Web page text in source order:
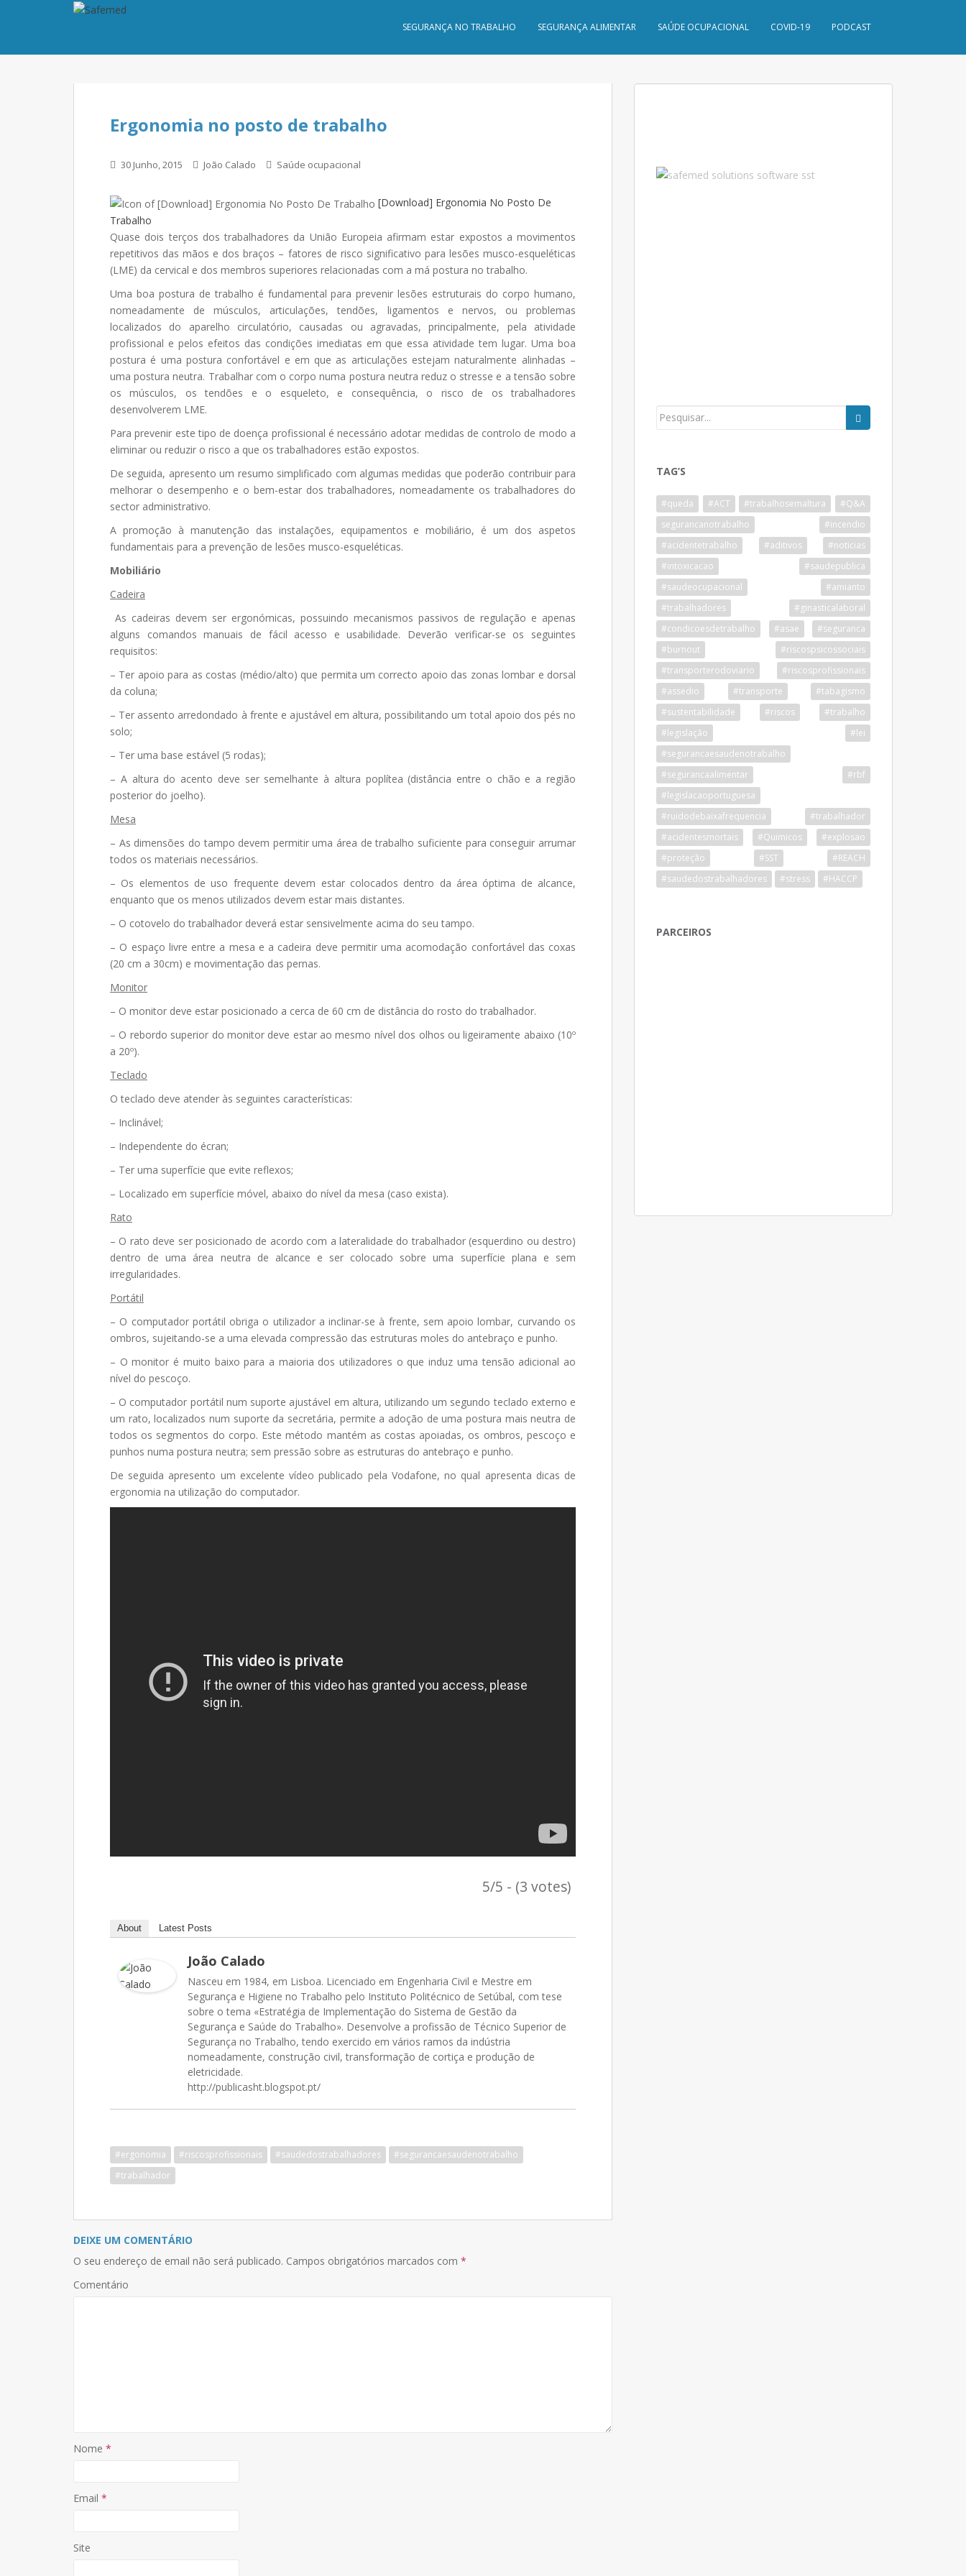
SEGURANÇA NO TRABALHO SEGURANÇA ALIMENTAR SAÚDE OCUPACIONAL COVID-19 PODCAST
Ergonomia no posto de trabalho
30 Junho, 2015 João Calado Saúde ocupacional
[Download] Ergonomia No Posto De
Trabalho
Quase dois terços dos trabalhadores da União Europeia afirmam estar expostos a movimentos
repetitivos das mãos e dos braços – fatores de risco significativo para lesões musco-esqueléticas
(LME) da cervical e dos membros superiores relacionadas com a má postura no trabalho.
Uma boa postura de trabalho é fundamental para prevenir lesões estruturais do corpo humano,
nomeadamente de músculos, articulações, tendões, ligamentos e nervos, ou problemas
localizados do aparelho circulatório, causadas ou agravadas, principalmente, pela atividade
profissional e pelos efeitos das condições imediatas em que essa atividade tem lugar. Uma boa
postura é uma postura confortável e em que as articulações estejam naturalmente alinhadas –
uma postura neutra. Trabalhar com o corpo numa postura neutra reduz o stresse e a tensão sobre
os músculos, os tendões e o esqueleto, e consequência, o risco de os trabalhadores
desenvolverem LME.
Para prevenir este tipo de doença profissional é necessário adotar medidas de controlo de modo a
eliminar ou reduzir o risco a que os trabalhadores estão expostos.
De seguida, apresento um resumo simplificado com algumas medidas que poderão contribuir para
melhorar o desempenho e o bem-estar dos trabalhadores, nomeadamente os trabalhadores do
sector administrativo.
A promoção à manutenção das instalações, equipamentos e mobiliário, é um dos aspetos
fundamentais para a prevenção de lesões musco-esqueléticas.
Mobiliário
Cadeira
As cadeiras devem ser ergonómicas, possuindo mecanismos passivos de regulação e apenas
alguns comandos manuais de fácil acesso e usabilidade. Deverão verificar-se os seguintes
requisitos:
– Ter apoio para as costas (médio/alto) que permita um correcto apoio das zonas lombar e dorsal
da coluna;
– Ter assento arredondado à frente e ajustável em altura, possibilitando um total apoio dos pés no
solo;
– Ter uma base estável (5 rodas);
– A altura do acento deve ser semelhante à altura poplítea (distância entre o chão e a região
posterior do joelho).
Mesa
– As dimensões do tampo devem permitir uma área de trabalho suficiente para conseguir arrumar
todos os materiais necessários.
– Os elementos de uso frequente devem estar colocados dentro da área óptima de alcance,
enquanto que os menos utilizados devem estar mais distantes.
– O cotovelo do trabalhador deverá estar sensivelmente acima do seu tampo.
– O espaço livre entre a mesa e a cadeira deve permitir uma acomodação confortável das coxas
(20 cm a 30cm) e movimentação das pernas.
Monitor
– O monitor deve estar posicionado a cerca de 60 cm de distância do rosto do trabalhador.
– O rebordo superior do monitor deve estar ao mesmo nível dos olhos ou ligeiramente abaixo (10º
a 20º).
Teclado
O teclado deve atender às seguintes características:
– Inclinável;
– Independente do écran;
– Ter uma superfície que evite reflexos;
– Localizado em superfície móvel, abaixo do nível da mesa (caso exista).
Rato
– O rato deve ser posicionado de acordo com a lateralidade do trabalhador (esquerdino ou destro)
dentro de uma área neutra de alcance e ser colocado sobre uma superfície plana e sem
irregularidades.
Portátil
– O computador portátil obriga o utilizador a inclinar-se à frente, sem apoio lombar, curvando os
ombros, sujeitando-se a uma elevada compressão das estruturas moles do antebraço e punho.
– O monitor é muito baixo para a maioria dos utilizadores o que induz uma tensão adicional ao
nível do pescoço.
– O computador portátil num suporte ajustável em altura, utilizando um segundo teclado externo e
um rato, localizados num suporte da secretária, permite a adoção de uma postura mais neutra de
todos os segmentos do corpo. Este método mantém as costas apoiadas, os ombros, pescoço e
punhos numa postura neutra; sem pressão sobre as estruturas do antebraço e punho.
De seguida apresento um excelente vídeo publicado pela Vodafone, no qual apresenta dicas de
ergonomia na utilização do computador.
5/5 - (3 votes)
About Latest Posts
João Calado
Nasceu em 1984, em Lisboa. Licenciado em Engenharia Civil e Mestre em
Segurança e Higiene no Trabalho pelo Instituto Politécnico de Setúbal, com tese
sobre o tema «Estratégia de Implementação do Sistema de Gestão da
Segurança e Saúde do Trabalho». Desenvolve a profissão de Técnico Superior de
Segurança no Trabalho, tendo exercido em vários ramos da indústria
nomeadamente, construção civil, transformação de cortiça e produção de
eletricidade.
http://publicasht.blogspot.pt/
#ergonomia #riscosprofissionais #saudedostrabalhadores
#segurancaesaudenotrabalho
#trabalhador
DEIXE UM COMENTÁRIO
O seu endereço de email não será publicado. Campos obrigatórios marcados com *
Comentário
Nome *
Email *
Site
TAG’S
#queda #ACT #trabalhosemaltura
#Q&A
segurancanotrabalho
#incendio
#acidentetrabalho
#aditivos
#noticias
#intoxicacao
#saudepublica
#saudeocupacional
#amianto
#trabalhadores
#ginasticalaboral
#condicoesdetrabalho
#asae
#seguranca
#burnout
#riscospsicossociais
#transporterodoviario
#riscosprofissionais
#assedio
#transporte
#tabagismo
#sustentabilidade
#riscos
#trabalho
#legislação
#lei
#segurancaesaudenotrabalho
#segurancaalimentar
#rbf
#legislacaoportuguesa
#ruidodebaixafrequencia
#trabalhador
#acidentesmortais
#Quimicos
#explosao
#proteção
#SST
#REACH
#saudedostrabalhadores
#stress #HACCP
PARCEIROS